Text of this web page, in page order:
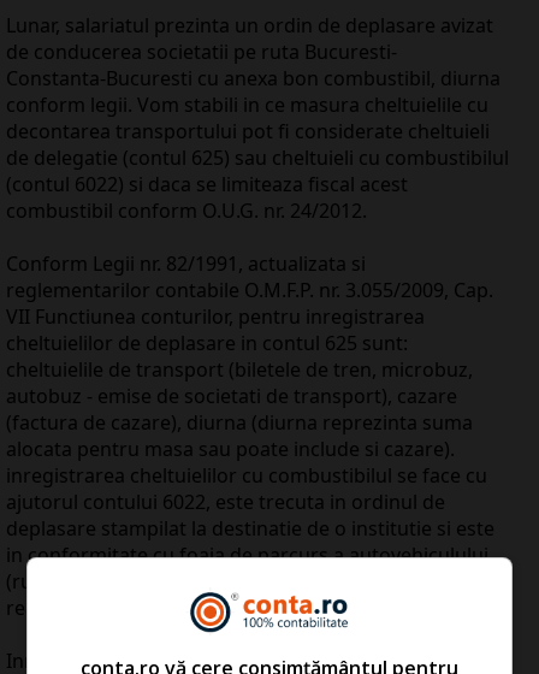
Lunar, salariatul prezinta un ordin de deplasare avizat
de conducerea societatii pe ruta Bucuresti-
Constanta-Bucuresti cu anexa bon combustibil, diurna
conform legii. Vom stabili in ce masura cheltuielile cu
decontarea transportului pot fi considerate cheltuieli
de delegatie (contul 625) sau cheltuieli cu combustibilul
(contul 6022) si daca se limiteaza fiscal acest
combustibil conform O.U.G. nr. 24/2012.
Conform Legii nr. 82/1991, actualizata si
reglementarilor contabile O.M.F.P. nr. 3.055/2009, Cap.
VII Functiunea conturilor, pentru inregistrarea
cheltuielilor de deplasare in contul 625 sunt:
cheltuielile de transport (biletele de tren, microbuz,
autobuz - emise de societati de transport), cazare
(factura de cazare), diurna (diurna reprezinta suma
alocata pentru masa sau poate include si cazare).
inregistrarea cheltuielilor cu combustibilul se face cu
ajutorul contului 6022, este trecuta in ordinul de
deplasare stampilat la destinatie de o institutie si este
in conformitate cu foaia de parcurs a autovehiculului
(ruta deplasarii, numar de km distanta, diferenta km
realizati).
Inregistrari contabile
conta.ro vă cere consimțământul pentru